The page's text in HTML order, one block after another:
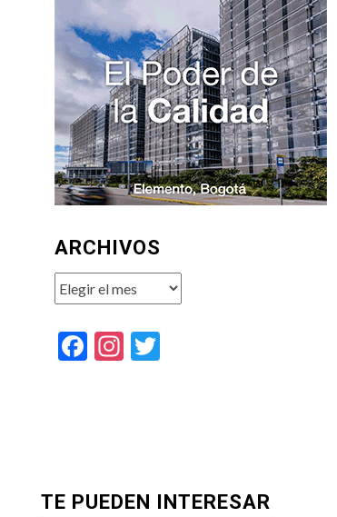
ARCHIVOS
Archivos
Facebook
Instagram
TE PUEDEN INTERESAR